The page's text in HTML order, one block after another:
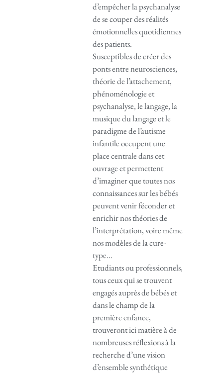
d’empêcher la psychanalyse
de se couper des réalités
émotionnelles quotidiennes
des patients.
Susceptibles de créer des
ponts entre neurosciences,
théorie de l’attachement,
phénoménologie et
psychanalyse, le langage, la
musique du langage et le
paradigme de l’autisme
infantile occupent une
place centrale dans cet
ouvrage et permettent
d’imaginer que toutes nos
connaissances sur les bébés
peuvent venir féconder et
enrichir nos théories de
l’interprétation, voire même
nos modèles de la cure-
type…
Etudiants ou professionnels,
tous ceux qui se trouvent
engagés auprès de bébés et
dans le champ de la
première enfance,
trouveront ici matière à de
nombreuses réflexions à la
recherche d’une vision
d’ensemble synthétique